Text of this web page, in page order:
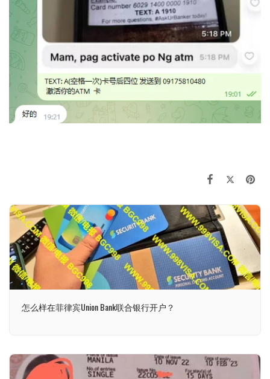
怎么样在菲律宾Union Bank联合银行开户？